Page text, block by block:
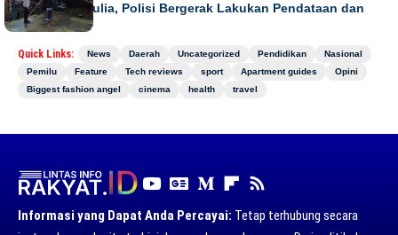
di Meurah Mulia, Polisi Bergerak Lakukan Pendataan dan
Koordinasi
Quick Links: News Daerah Uncategorized Pendidikan
Nasional
Pemilu
Feature Tech reviews sport Apartment guides
Opini
Biggest fashion angel
cinema health travel
Informasi yang Dapat Anda Percayai: Tetap terhubung secara